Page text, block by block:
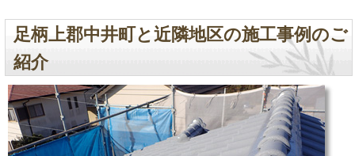
足柄上郡中井町と近隣地区の施工事例のご
紹介